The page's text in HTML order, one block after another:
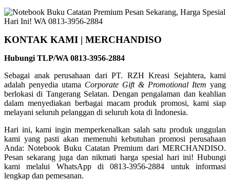
KONTAK KAMI | MERCHANDISO
Hubungi TLP/WA 0813-3956-2884
Sebagai anak perusahaan dari PT. RZH Kreasi Sejahtera, kami
adalah penyedia utama Corporate Gift & Promotional Item yang
berlokasi di Tangerang Selatan. Dengan pengalaman dan keahlian
dalam menyediakan berbagai macam produk promosi, kami siap
melayani seluruh pelanggan di seluruh kota di Indonesia.
Hari ini, kami ingin memperkenalkan salah satu produk unggulan
kami yang pasti akan memenuhi kebutuhan promosi perusahaan
Anda: Notebook Buku Catatan Premium dari MERCHANDISO.
Pesan sekarang juga dan nikmati harga spesial hari ini! Hubungi
kami melalui WhatsApp di 0813-3956-2884 untuk informasi
lengkap dan pemesanan.